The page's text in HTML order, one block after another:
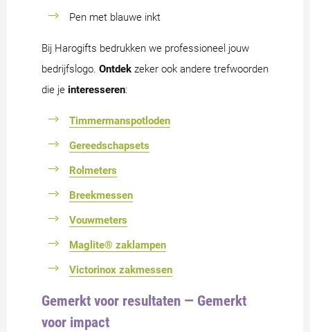
Pen met blauwe inkt
Bij Harogifts bedrukken we professioneel jouw
bedrijfslogo. Ontdek zeker ook andere trefwoorden
die je interesseren:
Timmermanspotloden
Gereedschapsets
Rolmeters
Breekmessen
Vouwmeters
Maglite® zaklampen
Victorinox zakmessen
Gemerkt voor resultaten — Gemerkt
voor impact